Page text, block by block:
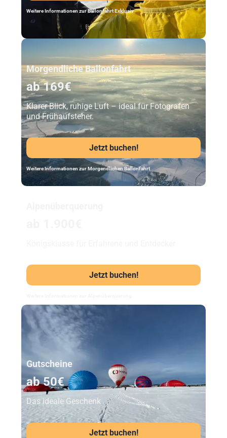
Weitere Informationen zur Ballonfahrt Exklusiv
Morgendliche Ballonfahrt
ab 169€
Klarer Blick, ruhige Luft – ideal für Fotografen
und Frühaufsteher.
Jetzt buchen!
Weitere Informationen zur Morgendlichen Ballonfahrt
Jetzt buchen!
Unser Beststeller
Gutscheine
ab 50€
Das ideale Geschenk
Jetzt buchen!